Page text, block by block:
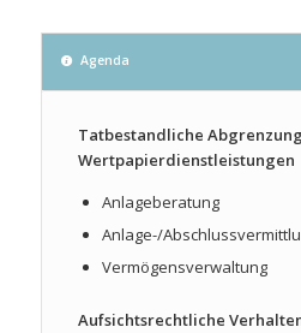
Agenda
Tatbestandliche
Wertpapierdienstleistungen
Anlageberatung
Anlage-/
Vermögensverwaltung
Aufsichtsrechtliche